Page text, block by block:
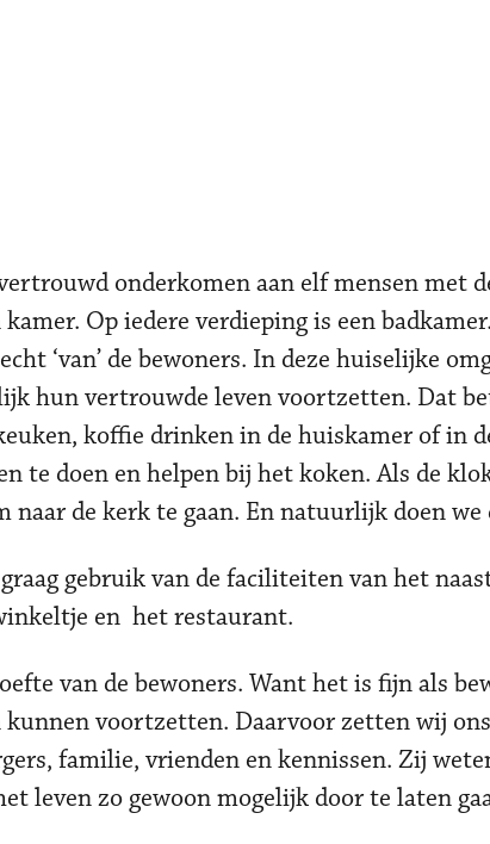
onderkomen aan elf mensen met
Op iedere verdieping is een
‘van’ de bewoners. In deze huiselijke
hun vertrouwde leven voortzetten. Dat
koffie drinken in de huiskamer of in
te doen en helpen bij het koken. Als de
naar de kerk te gaan. En natuurlijk doen we
gebruik van de faciliteiten van het
en het restaurant.
van de bewoners. Want het is fijn als
voortzetten. Daarvoor zetten wij
familie, vrienden en kennissen. Zij
leven zo gewoon mogelijk door te laten